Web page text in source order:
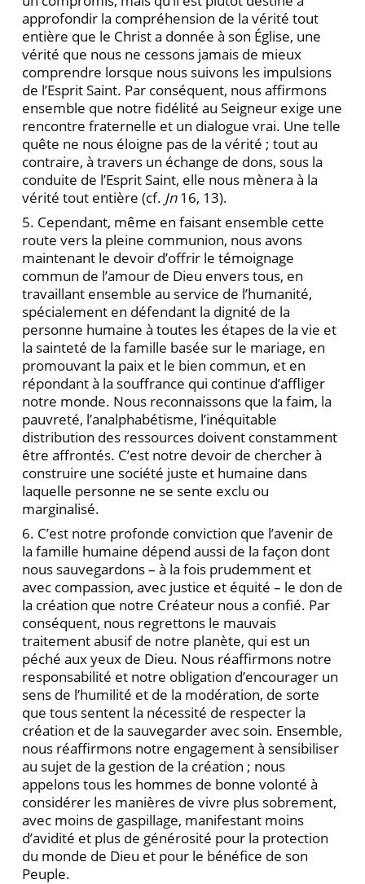
approfondir la compréhension de la vérité tout
entière que le Christ a donnée à son Église, une
vérité que nous ne cessons jamais de mieux
comprendre lorsque nous suivons les impulsions
de l’Esprit Saint. Par conséquent, nous affirmons
ensemble que notre fidélité au Seigneur exige une
rencontre fraternelle et un dialogue vrai. Une telle
quête ne nous éloigne pas de la vérité ; tout au
contraire, à travers un échange de dons, sous la
conduite de l’Esprit Saint, elle nous mènera à la
vérité tout entière (cf. Jn16, 13).
5. Cependant, même en faisant ensemble cette
route vers la pleine communion, nous avons
maintenant le devoir d’offrir le témoignage
commun de l’amour de Dieu envers tous, en
travaillant ensemble au service de l’humanité,
spécialement en défendant la dignité de la
personne humaine à toutes les étapes de la vie et
la sainteté de la famille basée sur le mariage, en
promouvant la paix et le bien commun, et en
répondant à la souffrance qui continue d’affliger
notre monde. Nous reconnaissons que la faim, la
pauvreté, l’analphabétisme, l’inéquitable
distribution des ressources doivent constamment
être affrontés. C’est notre devoir de chercher à
construire une société juste et humaine dans
laquelle personne ne se sente exclu ou
marginalisé.
6. C’est notre profonde conviction que l’avenir de
la famille humaine dépend aussi de la façon dont
nous sauvegardons – à la fois prudemment et
avec compassion, avec justice et équité – le don de
la création que notre Créateur nous a confié. Par
conséquent, nous regrettons le mauvais
traitement abusif de notre planète, qui est un
péché aux yeux de Dieu. Nous réaffirmons notre
responsabilité et notre obligation d’encourager un
sens de l’humilité et de la modération, de sorte
que tous sentent la nécessité de respecter la
création et de la sauvegarder avec soin. Ensemble,
nous réaffirmons notre engagement à sensibiliser
au sujet de la gestion de la création ; nous
appelons tous les hommes de bonne volonté à
considérer les manières de vivre plus sobrement,
avec moins de gaspillage, manifestant moins
d’avidité et plus de générosité pour la protection
du monde de Dieu et pour le bénéfice de son
Peuple.